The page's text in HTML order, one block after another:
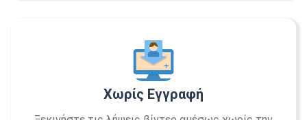
Χωρίς Εγγραφή